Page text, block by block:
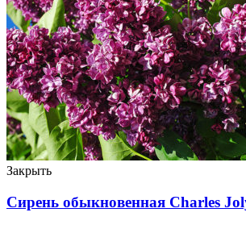
Закрыть
Сирень обыкновенная Charles